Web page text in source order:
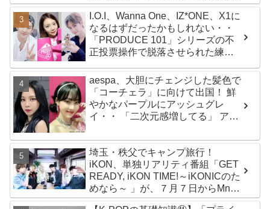
ールズグループ！ デビュー曲
「Magnetic」がいきなりの大ヒッ
ト
I.O.I、Wanna One、IZ*ONE、X1に
なるはずだったかもしれない・・
「PRODUCE 101」シリーズの不
正投票操作で脱落させられた練習
aespa、大胆にチェンジした髪色で
「コーチェラ」に向けて出国！ 鮮
やかなパープルにアッシュグレ
イ・・ 「二次元感増してる」 アバ
埼玉・秩父でキャンプ旅行！
iKON、単独リアリティ番組「GET
READY, iKON TIME!～iKONICのた
めなら～ 」が、７月７日からMnet
で放送・配信スタート